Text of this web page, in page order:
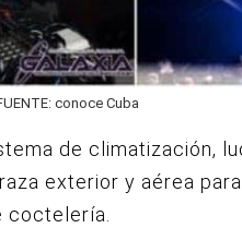
conoce Cuba
de climatización,
exterior y aérea
coctelería.